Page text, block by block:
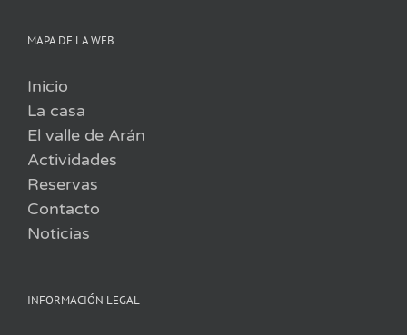
MAPA DE LA WEB
Inicio
La casa
El valle de Arán
Actividades
Reservas
Contacto
Noticias
INFORMACIÓN LEGAL